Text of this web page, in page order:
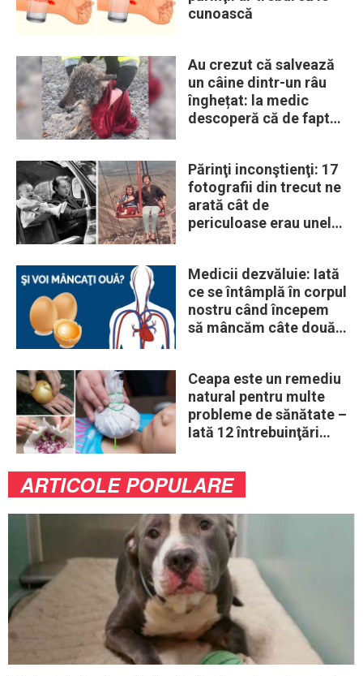
cunoască
Au crezut că salvează
un câine dintr-un râu
înghețat: la medic
descoperă că de fapt
Părinţi inconştienţi: 17
fotografii din trecut ne
arată cât de
periculoase erau unele
Medicii dezvăluie: Iată
ce se întâmplă în corpul
nostru când începem
să mâncăm câte două
Ceapa este un remediu
natural pentru multe
probleme de sănătate –
Iată 12 întrebuinţări
ARTICOLE POPULARE